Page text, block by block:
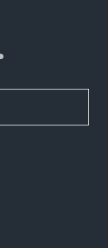
SoundCloud